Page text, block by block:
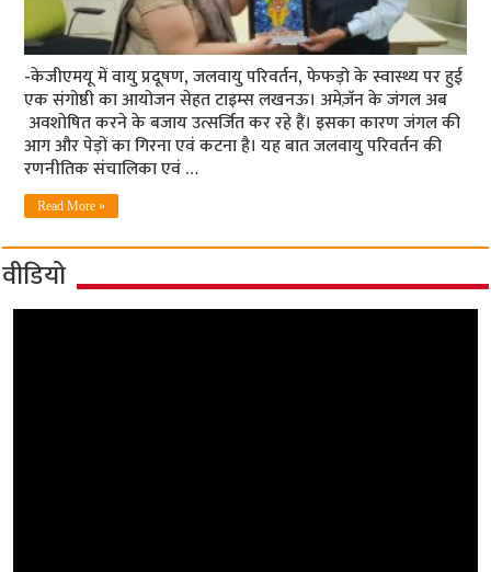
-केजीएमयू में वायु प्रदूषण, जलवायु परिवर्तन, फेफड़ो के स्वास्थ्य पर हुई
एक संगोष्ठी का आयोजन सेहत टाइम्‍स लखनऊ। अमेज़ॅन के जंगल अब
अवशोषित करने के बजाय उत्सर्जित कर रहे हैं। इसका कारण जंगल की
आग और पेड़ों का गिरना एवं कटना है। यह बात जलवायु परिवर्तन की
रणनीतिक संचालिका एवं …
Read More »
वीडियो